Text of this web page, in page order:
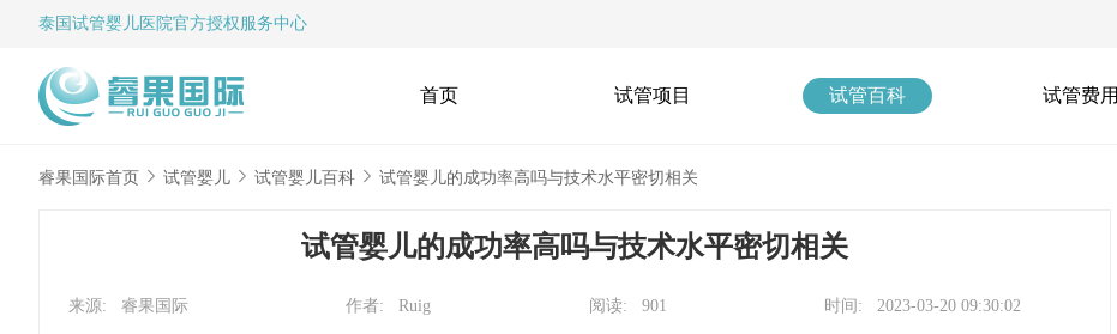
泰国试管婴儿 医院官方授权服务中心
首页 试管项目 试管百科 试管费用
睿果国际首页 试管婴儿 试管婴儿百科 试管婴儿的成功率高吗与技术水平密切相关
试管婴儿的成功率高吗与技术水平密切相关
来源: 睿果国际 作者: Ruig 阅读: 901 时间: 2023-03-20 09:30:02